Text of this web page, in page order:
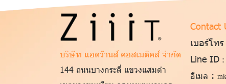
บริษัท แอดว๊านส์ คอสเมติคส์ จำกัด
144 ถนนบางกระดี่ แขวงแสมดำ
Contact
เบอร์โท
Line ID :
อีเมล :